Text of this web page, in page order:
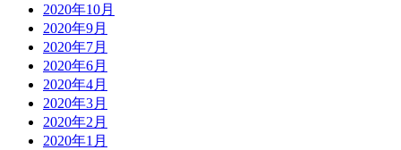
2020年10月
2020年9月
2020年7月
2020年6月
2020年4月
2020年3月
2020年2月
2020年1月